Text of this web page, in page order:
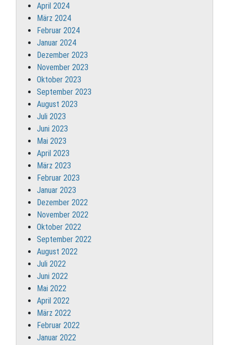
April 2024
März 2024
Februar 2024
Januar 2024
Dezember 2023
November 2023
Oktober 2023
September 2023
August 2023
Juli 2023
Juni 2023
Mai 2023
April 2023
März 2023
Februar 2023
Januar 2023
Dezember 2022
November 2022
Oktober 2022
September 2022
August 2022
Juli 2022
Juni 2022
Mai 2022
April 2022
März 2022
Februar 2022
Januar 2022